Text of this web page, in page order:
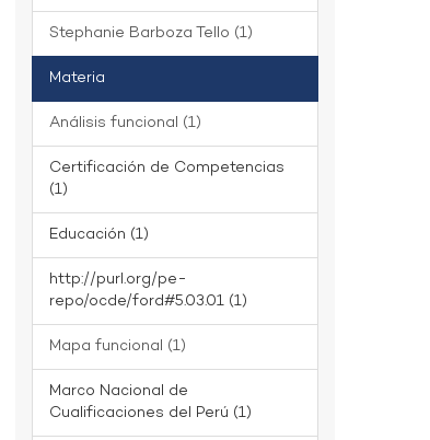
Stephanie Barboza Tello (1)
Materia
Análisis funcional (1)
Certificación de Competencias
(1)
Educación (1)
http://purl.org/pe-
repo/ocde/ford#5.03.01 (1)
Mapa funcional (1)
Marco Nacional de
Cualificaciones del Perú (1)